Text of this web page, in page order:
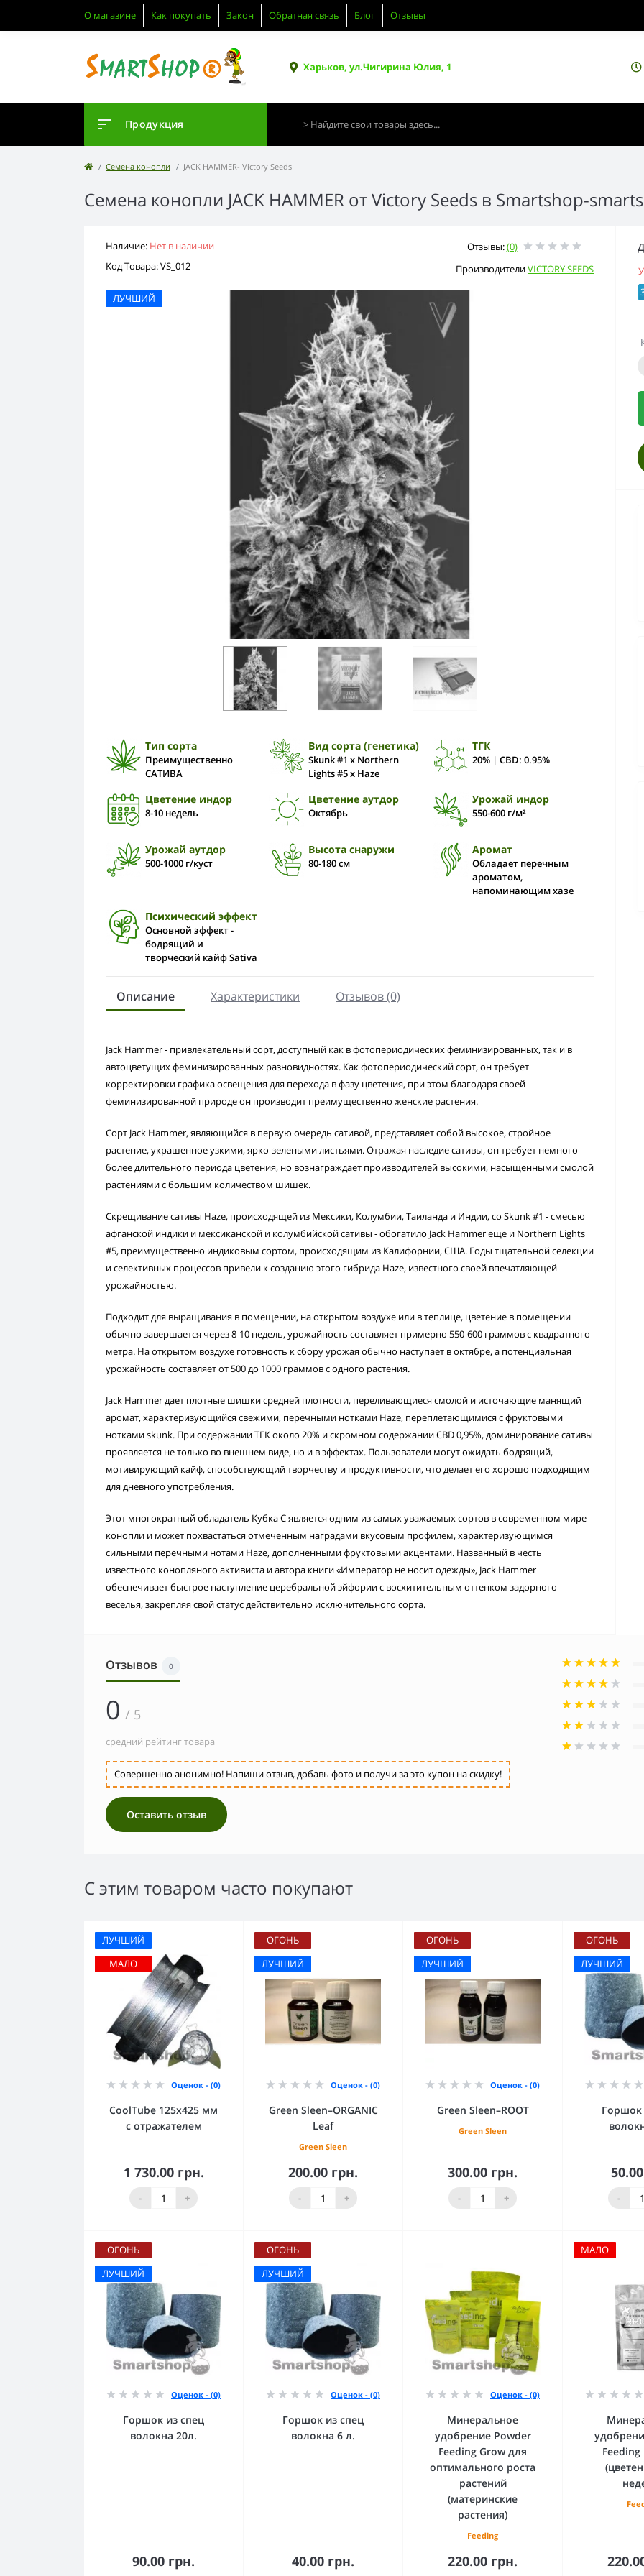
О магазине Как покупать Закон Обратная связь Блог Отзывы
Харьков, ул.Чигирина Юлия, 1
Продукция
Семена конопли JACK HAMMER- Victory Seeds
Семена конопли JACK HAMMER от Victory Seeds в Smartshop-
Наличие: Нет в наличии
Код Товара: VS_012
Отзывы:(0)
ПроизводителиVICTORY SEEDS
ЛУЧШИЙ
Тип сорта
Преимущественно
САТИВА
Вид сорта (генетика)
Skunk #1 x Northern
Lights #5 x Haze
ТГК
20% | CBD: 0.95%
Цветение индор
8-10 недель
Цветение аутдор
Октябрь
Урожай индор
550-600 г/м²
Урожай аутдор
500-1000 г/куст
Высота снаружи
80-180 см
Аромат
Обладает перечным
ароматом,
напоминающим хазе
Психический эффект
Основной эффект -
бодрящий и
творческий кайф Sativa
Описание Характеристики Отзывов (0)
Jack Hammer - привлекательный сорт, доступный как в фотопериодических феминизированных, так и в
автоцветущих феминизированных разновидностях. Как фотопериодический сорт, он требует
корректировки графика освещения для перехода в фазу цветения, при этом благодаря своей
феминизированной природе он производит преимущественно женские растения.
Сорт Jack Hammer, являющийся в первую очередь сативой, представляет собой высокое, стройное
растение, украшенное узкими, ярко-зелеными листьями. Отражая наследие сативы, он требует немного
более длительного периода цветения, но вознаграждает производителей высокими, насыщенными смолой
растениями с большим количеством шишек.
Скрещивание сативы Haze, происходящей из Мексики, Колумбии, Таиланда и Индии, со Skunk #1 - смесью
афганской индики и мексиканской и колумбийской сативы - обогатило Jack Hammer еще и Northern Lights
#5, преимущественно индиковым сортом, происходящим из Калифорнии, США. Годы тщательной селекции
и селективных процессов привели к созданию этого гибрида Haze, известного своей впечатляющей
урожайностью.
Подходит для выращивания в помещении, на открытом воздухе или в теплице, цветение в помещении
обычно завершается через 8-10 недель, урожайность составляет примерно 550-600 граммов с квадратного
метра. На открытом воздухе готовность к сбору урожая обычно наступает в октябре, а потенциальная
урожайность составляет от 500 до 1000 граммов с одного растения.
Jack Hammer дает плотные шишки средней плотности, переливающиеся смолой и источающие манящий
аромат, характеризующийся свежими, перечными нотками Haze, переплетающимися с фруктовыми
нотками skunk. При содержании ТГК около 20% и скромном содержании CBD 0,95%, доминирование сативы
проявляется не только во внешнем виде, но и в эффектах. Пользователи могут ожидать бодрящий,
мотивирующий кайф, способствующий творчеству и продуктивности, что делает его хорошо подходящим
для дневного употребления.
Этот многократный обладатель Кубка С является одним из самых уважаемых сортов в современном мире
конопли и может похвастаться отмеченным наградами вкусовым профилем, характеризующимся
сильными перечными нотами Haze, дополненными фруктовыми акцентами. Названный в честь
известного конопляного активиста и автора книги «Император не носит одежды», Jack Hammer
обеспечивает быстрое наступление церебральной эйфории с восхитительным оттенком задорного
веселья, закрепляя свой статус действительно исключительного сорта.
Отзывов 0
0 / 5
средний рейтинг товара
Совершенно анонимно! Напиши отзыв, добавь фото и получи за это купон на скидку!
Оставить отзыв
С этим товаром часто покупают
ЛУЧШИЙ
МАЛО
Оценок - (0)
CoolTube 125х425 мм
с отражателем
1 730.00 грн.
- +
В корзину
ОГОНЬ
ЛУЧШИЙ
Оценок - (0)
Green Sleen–ORGANIC
Leaf
Green Sleen
200.00 грн.
- +
В корзину
ОГОНЬ
ЛУЧШИЙ
Оценок - (0)
Green Sleen–ROOT
Green Sleen
300.00 грн.
- +
В корзину
ОГОНЬ
ЛУЧШИЙ
Горшок
- В
ОГОНЬ
ЛУЧШИЙ
Оценок - (0)
Горшок из спец
волокна 20л.
90.00 грн.
ОГОНЬ
ЛУЧШИЙ
Оценок - (0)
Горшок из спец
волокна 6 л.
40.00 грн.
Оценок - (0)
Минеральное
удобрение Powder
Feeding Grow для
оптимального роста
растений
(материнские
растения)
Feeding
220.00 грн.
МАЛО